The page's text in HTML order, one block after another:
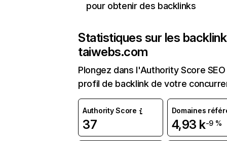
pour obtenir des backlinks
Statistiques sur les
taiwebs.com
Plongez dans l'Authority Score
profil de backlink de votre
Authority Score
37
Domaines
4,93 k-9 %